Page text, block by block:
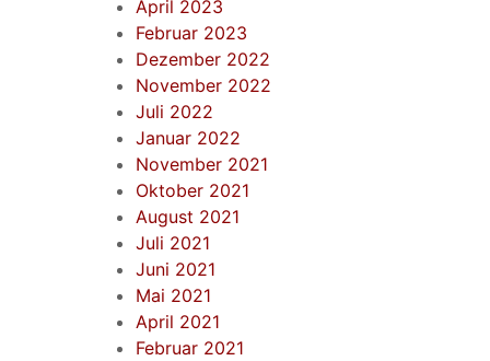
April 2023
Februar 2023
Dezember 2022
November 2022
Juli 2022
Januar 2022
November 2021
Oktober 2021
August 2021
Juli 2021
Juni 2021
Mai 2021
April 2021
Februar 2021